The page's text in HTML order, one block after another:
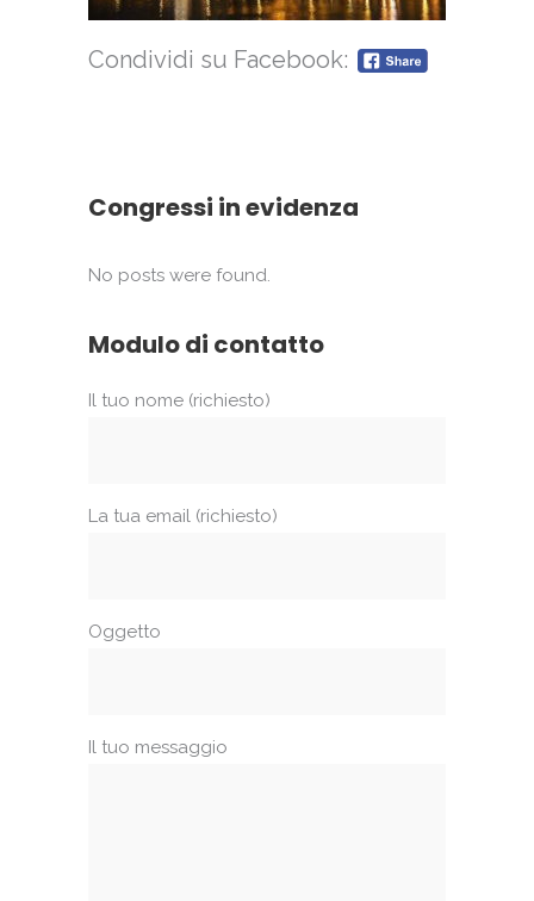
Condividi su Facebook:
Congressi in evidenza
No posts were found.
Modulo di contatto
Il tuo nome (richiesto)
La tua email (richiesto)
Oggetto
Il tuo messaggio